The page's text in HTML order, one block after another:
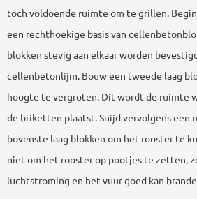
toch voldoende ruimte om te grillen.
een rechthoekige basis van
blokken stevig aan elkaar worden
cellenbetonlijm. Bouw een tweede laag
hoogte te vergroten. Dit wordt de ruimte
de briketten plaatst. Snijd vervolgens een
bovenste laag blokken om het rooster te
niet om het rooster op pootjes te zetten,
luchtstroming en het vuur goed kan